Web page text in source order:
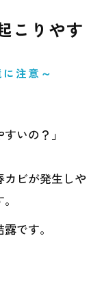
こりやす
注意～
いの？」
カビが発生しや
です。